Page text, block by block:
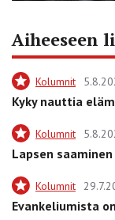
Kolumnit
Kyky nauttia
Kolumnit
Lapsen
Kolumnit
Evankeliumista